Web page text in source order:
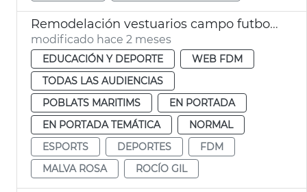
Remodelación vestuarios campo futbol la Malva-rosa València
modificado hace 2 meses
EDUCACIÓN Y DEPORTE
WEB FDM
TODAS LAS AUDIENCIAS
POBLATS MARITIMS
EN PORTADA
EN PORTADA TEMÁTICA
NORMAL
ESPORTS
DEPORTES
FDM
MALVA ROSA
ROCÍO GIL